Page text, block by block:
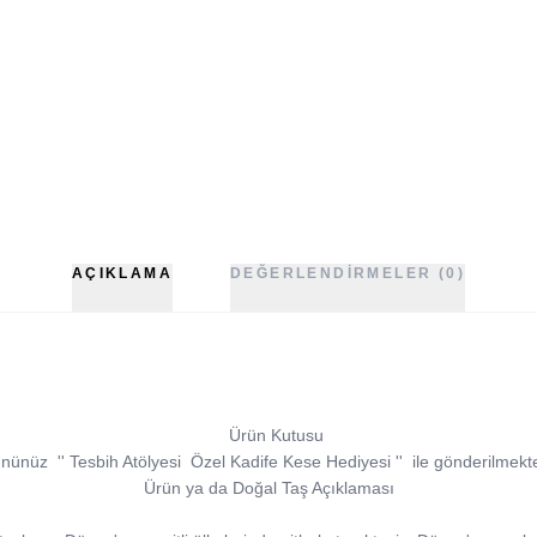
AÇIKLAMA DEĞERLENDIRMELER (0)
Ürün Kutusu
'' Tesbih AtölyesiÖzel Kadife Kese Hediyesi ''
ile
Ürün ya da Doğal Taş Açıklaması